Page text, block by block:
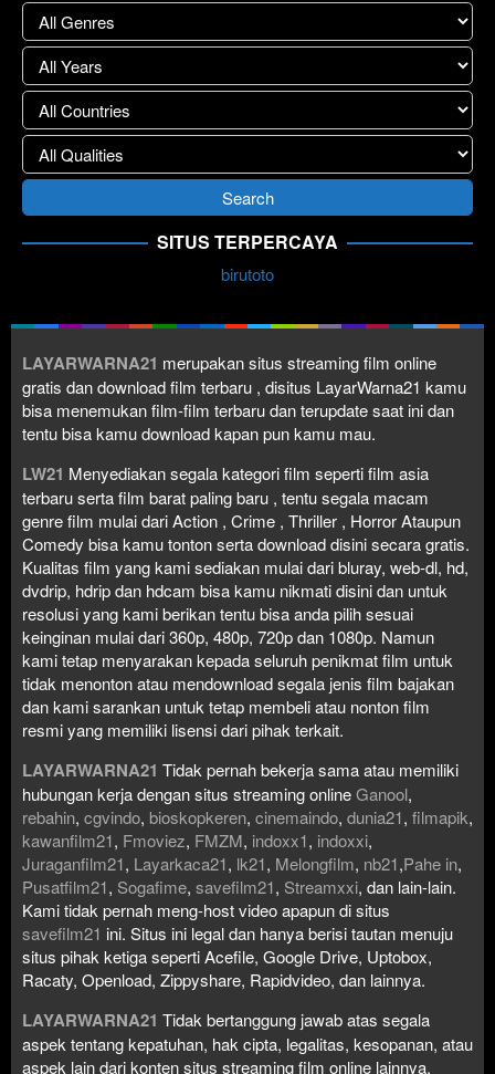
SITUS TERPERCAYA
birutoto
LAYARWARNA21 merupakan situs streaming film online
gratis dan download film terbaru , disitus LayarWarna21 kamu
bisa menemukan film-film terbaru dan terupdate saat ini dan
tentu bisa kamu download kapan pun kamu mau.
LW21 Menyediakan segala kategori film seperti film asia
terbaru serta film barat paling baru , tentu segala macam
genre film mulai dari Action , Crime , Thriller , Horror Ataupun
Comedy bisa kamu tonton serta download disini secara gratis.
Kualitas film yang kami sediakan mulai dari bluray, web-dl, hd,
dvdrip, hdrip dan hdcam bisa kamu nikmati disini dan untuk
resolusi yang kami berikan tentu bisa anda pilih sesuai
keinginan mulai dari 360p, 480p, 720p dan 1080p. Namun
kami tetap menyarakan kepada seluruh penikmat film untuk
tidak menonton atau mendownload segala jenis film bajakan
dan kami sarankan untuk tetap membeli atau nonton film
resmi yang memiliki lisensi dari pihak terkait.
LAYARWARNA21 Tidak pernah bekerja sama atau memiliki
hubungan kerja dengan situs streaming onlineGanool,
rebahin, cgvindo, bioskopkeren, cinemaindo, dunia21, filmapik,
kawanfilm21, Fmoviez, FMZM, indoxx1, indoxxi,
Juraganfilm21, Layarkaca21, lk21, Melongfilm, nb21,Pahe in,
Pusatfilm21, Sogafime, savefilm21, Streamxxi, dan lain-lain.
Kami tidak pernah meng-host video apapun di situs
savefilm21 ini. Situs ini legal dan hanya berisi tautan menuju
situs pihak ketiga seperti Acefile, Google Drive, Uptobox,
Racaty, Openload, Zippyshare, Rapidvideo, dan lainnya.
LAYARWARNA21 Tidak bertanggung jawab atas segala
aspek tentang kepatuhan, hak cipta, legalitas, kesopanan, atau
aspek lain dari konten situs streaming film online lainnya.